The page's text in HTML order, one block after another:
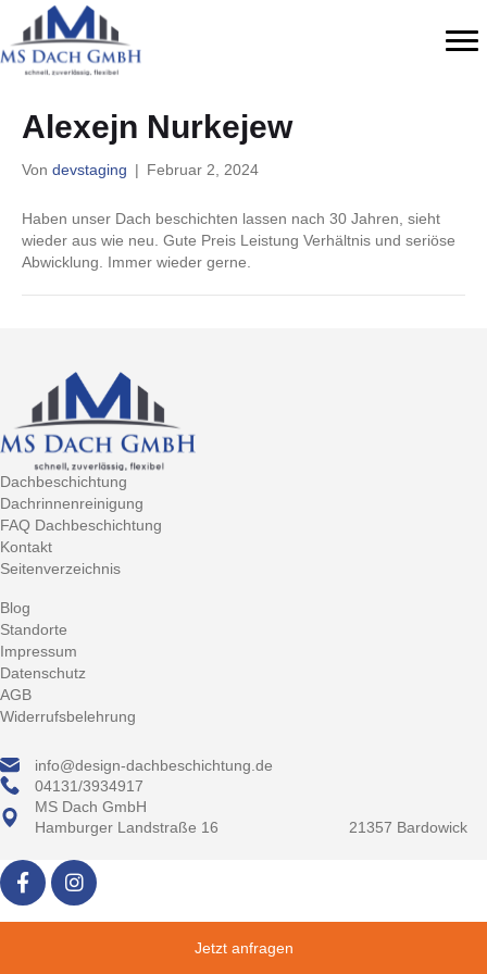
Alexejn Nurkejew
Von devstaging | Februar 2, 2024
Haben unser Dach beschichten lassen nach 30 Jahren, sieht
wieder aus wie neu. Gute Preis Leistung Verhältnis und seriöse
Abwicklung. Immer wieder gerne.
Jetzt anfragen
Dachbeschichtung
Dachrinnenreinigung
FAQ Dachbeschichtung
Kontakt
Seitenverzeichnis
Blog
Standorte
Impressum
Datenschutz
AGB
Widerrufsbelehrung
info@design-dachbeschichtung.de
04131/3934917
MS Dach GmbH
Hamburger Landstraße 16 21357 Bardowick